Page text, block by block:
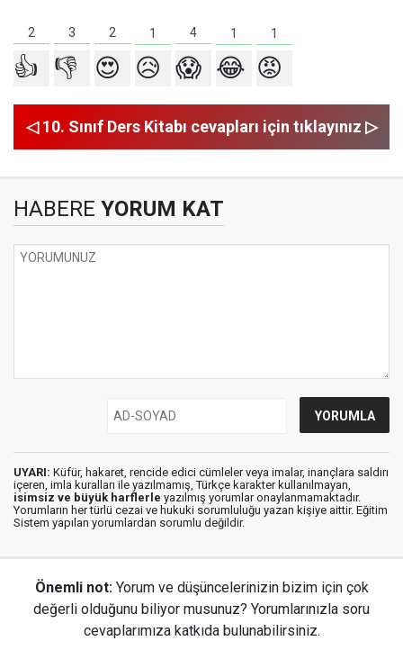
2 3 2 1 4 1 1
👍 👎 😍 😥 😱 😂 😡
◁ 10. Sınıf Ders Kitabı cevapları için tıklayınız ▷
HABERE YORUM KAT
UYARI: Küfür, hakaret, rencide edici cümleler veya imalar, inançlara saldırı
içeren, imla kuralları ile yazılmamış, Türkçe karakter kullanılmayan,
isimsiz ve büyük harflerle yazılmış yorumlar onaylanmamaktadır.
Yorumların her türlü cezai ve hukuki sorumluluğu yazan kişiye aittir. Eğitim
Sistem yapılan yorumlardan sorumlu değildir.
Önemli not: Yorum ve düşüncelerinizin bizim için çok
değerli olduğunu biliyor musunuz? Yorumlarınızla soru
cevaplarımıza katkıda bulunabilirsiniz.